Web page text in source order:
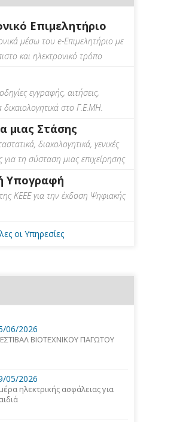
Επιμελητήριο
μέσω του e-Επιμελητήριο με
και ηλεκτρονικό τρόπο
εγγραφής, αιτήσεις,
δικαιολογητικά στο Γ.Ε.ΜΗ.
μιας Στάσης
διακολογητικά, γενικές
για τη σύσταση μιας επιχείρησης
Υπογραφή
ΚΕΕΕ για την έκδοση Ψηφιακής
οι Υπηρεσίες
06/2026
ΒΙΟΤΕΧΝΙΚΟΥ ΠΑΓΩΤΟΥ
05/2026
ηλεκτρικής ασφάλειας για